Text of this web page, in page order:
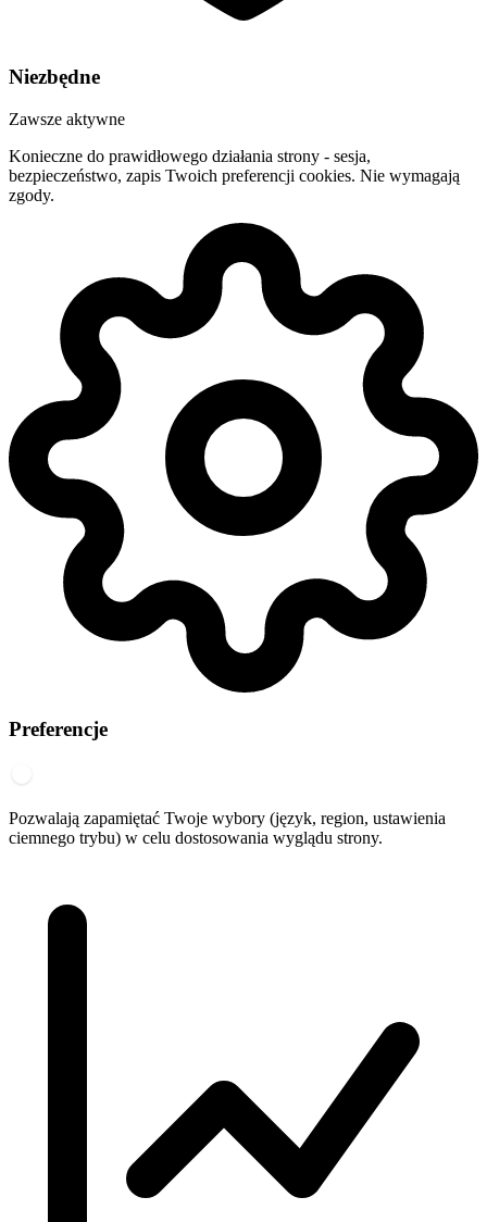
Niezbędne
Zawsze aktywne
Konieczne do prawidłowego działania strony - sesja,
bezpieczeństwo, zapis Twoich preferencji cookies. Nie wymagają
zgody.
Preferencje
Pozwalają zapamiętać Twoje wybory (język, region, ustawienia
ciemnego trybu) w celu dostosowania wyglądu strony.